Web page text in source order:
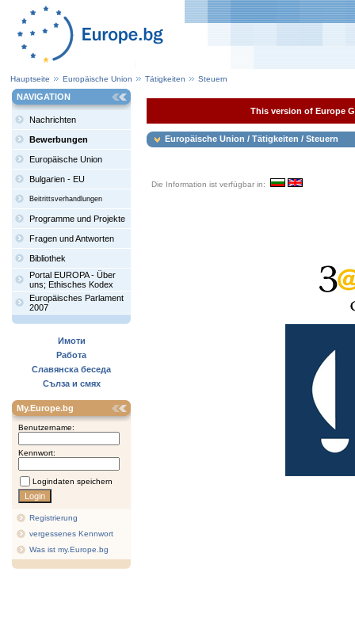
Hauptseite Europäische Union Tätigkeiten Steuern
NAVIGATION
Nachrichten
Bewerbungen
Europäische Union
Bulgarien - EU
Beitrittsverhandlungen
Programme und Projekte
Fragen und Antworten
Bibliothek
Portal EUROPA - Über
uns; Ethisches Kodex
Europäisches Parlament
2007
Имоти
Работа
Славянска беседа
Сълза и смях
My.Europe.bg
Benutzername:
Kennwort:
Logindaten speichern
Registrierung
vergessenes Kennwort
Was ist my.Europe.bg
This version of Europe
Europäische Union / Tätigkeiten / Steuern
Die Information ist verfügbar in: